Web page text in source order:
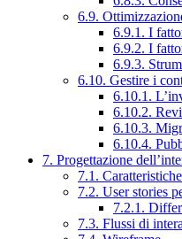
6.9.
6.9.1. I
6.9.2. I
6.9.3.
6.10. Gestire i
6.10.1.
6.10.2.
6.10.3.
6.10.4.
7. Progettazione
7.1.
7.2. User stories
7.2.1.
7.3. Flussi di